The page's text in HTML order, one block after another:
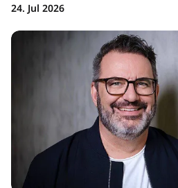
24. Jul 2026